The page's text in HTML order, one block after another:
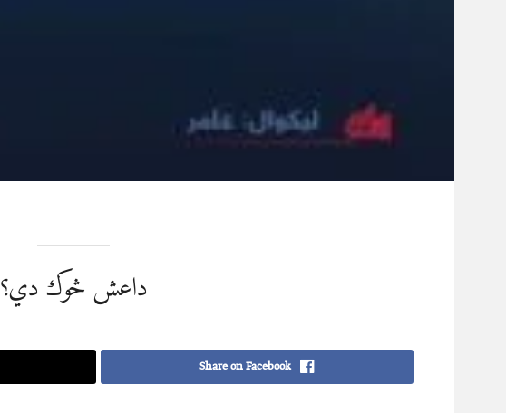
داعش څوک دي؟
Share on Facebook